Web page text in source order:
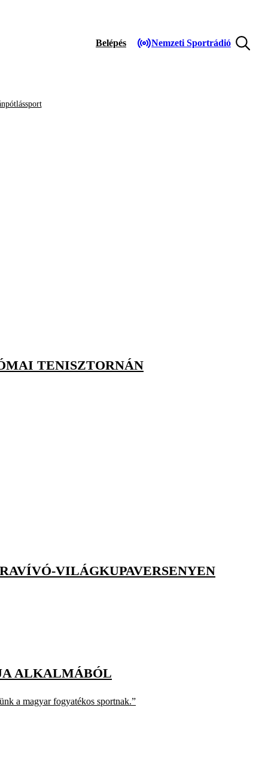
Belépés Nemzeti Sportrádió
TENISZTORNÁN
VILÁGKUPAVERSENYEN
ALKALMÁBÓL
a magyar fogyatékos sportnak.”